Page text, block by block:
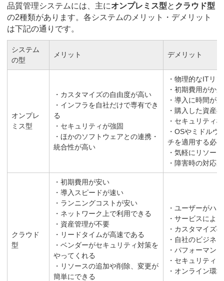
品質管理システムには、主にオンプレミス型と クラウド型
の2種類があります。各システムのメリット・デメリット
は下記の通りです。
システム
の型
メリット デメリット
オンプレ
ミス型
・カスタマイズの自由度が高い
・インフラを自社だけで専有でき
る
・セキュリティが強固
・ほかのソフトウェアとの連携・
統合性が高い
・物理的なITリ
・初期費用がか
・導入に時間が
・購入した資産
・セキュリティ
・OSやミドル
チを適用する必
・気軽にリソー
・障害時の対応
クラウド
型
・初期費用が安い
・導入スピードが速い
・ランニングコストが安い
・ネットワーク上で利用できる
・資産管理が不要
・リードタイムが高速である
・ベンダーがセキュリティ対策を
やってくれる
・リソースの追加や削除、変更が
簡単にできる
・ユーザーがハ
・サービスによ
・カスタマイズ
・自社のビジネ
・パフォーマン
・セキュリティ
・オンライン環